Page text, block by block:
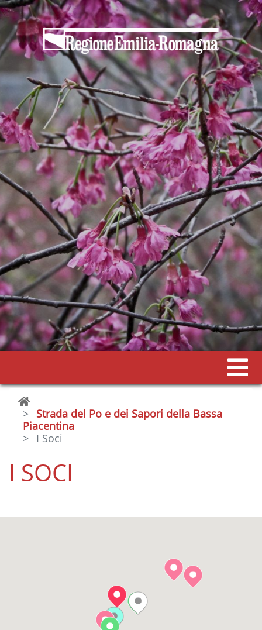
Strada del Po e dei Sapori della Bassa
Piacentina
I Soci
I SOCI